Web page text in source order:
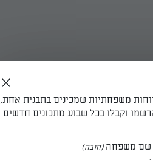
נייר מגבת
משפחתיות שמכינים בתבנית אחת,
וקבלו בכל שבוע מתכונים חדשים
שם משפחה (חובה)